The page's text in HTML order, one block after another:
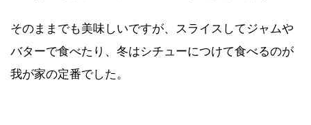
そのままでも美味しいですが、スライスしてジャムや
バターで食べたり、冬はシチューにつけて食べるのが
我が家の定番でした。